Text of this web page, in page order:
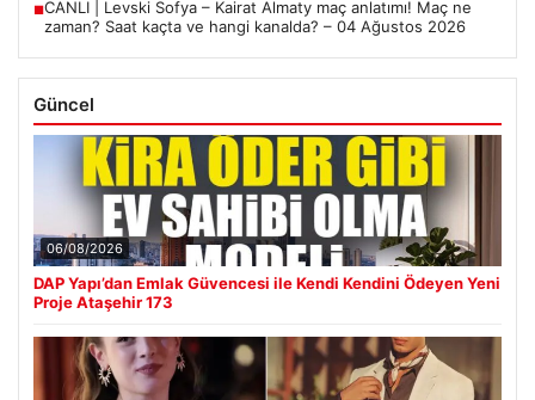
■CANLI | Levski Sofya – Kairat Almaty maç anlatımı! Maç ne
zaman? Saat kaçta ve hangi kanalda? – 04 Ağustos 2026
Güncel
06/08/2026
DAP Yapı’dan Emlak Güvencesi ile Kendi Kendini Ödeyen Yeni
Proje Ataşehir 173